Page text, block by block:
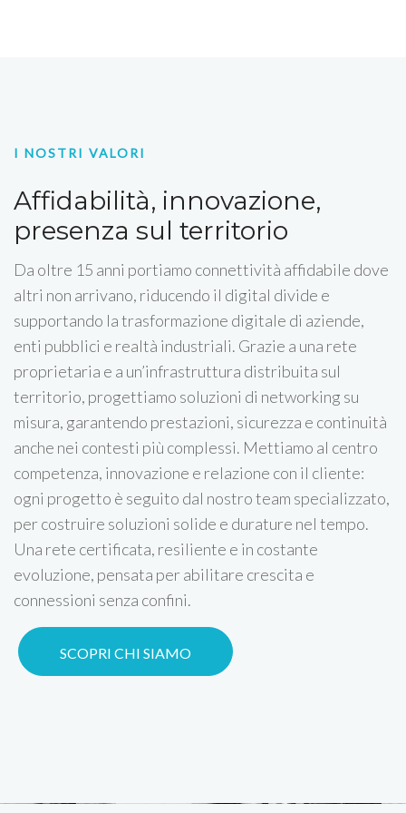
I NOSTRI VALORI
Affidabilità, innovazione,
presenza sul territorio
Da oltre 15 anni portiamo connettività affidabile dove
altri non arrivano, riducendo il digital divide e
supportando la trasformazione digitale di aziende,
enti pubblici e realtà industriali. Grazie a una rete
proprietaria e a un’infrastruttura distribuita sul
territorio, progettiamo soluzioni di networking su
misura, garantendo prestazioni, sicurezza e continuità
anche nei contesti più complessi. Mettiamo al centro
competenza, innovazione e relazione con il cliente:
ogni progetto è seguito dal nostro team specializzato,
per costruire soluzioni solide e durature nel tempo.
Una rete certificata, resiliente e in costante
evoluzione, pensata per abilitare crescita e
connessioni senza confini.
SCOPRI CHI SIAMO